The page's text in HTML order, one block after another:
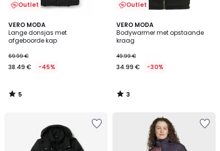
Outlet
VERO MODA
Lange donsjas met
afgeboorde kap
69.99 €
38.49 € -45%
5
/
5
5
/
Outlet
VERO MODA
Bodywarmer met opstaande
kraag
49.99 €
34.99 € -30%
3
/
5
3
/